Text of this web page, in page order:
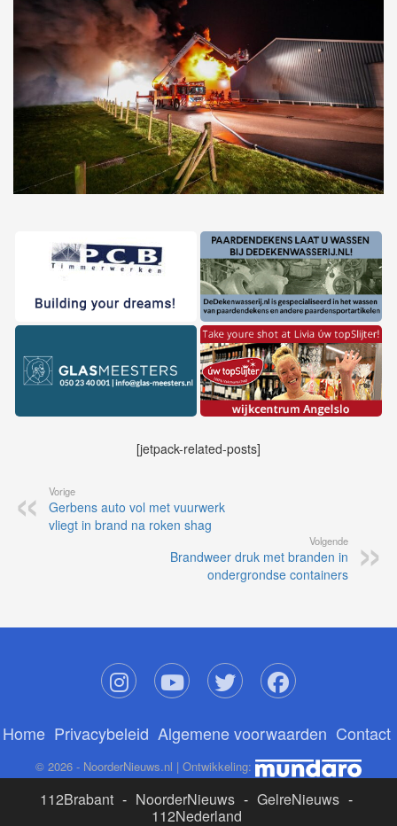
[jetpack-related-posts]
Vorige
Gerbens auto vol met vuurwerk
vliegt in brand na roken shag
Volgende
Brandweer druk met branden in
ondergrondse containers
Home Privacybeleid Algemene voorwaarden Contact
© 2026 - NoorderNieuws.nl | Ontwikkeling:
112Brabant - NoorderNieuws - GelreNieuws -
112Nederland